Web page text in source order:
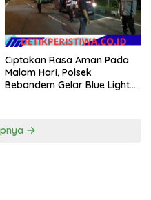
Ciptakan Rasa Aman Pada
Malam Hari, Polsek
Bebandem Gelar Blue Light